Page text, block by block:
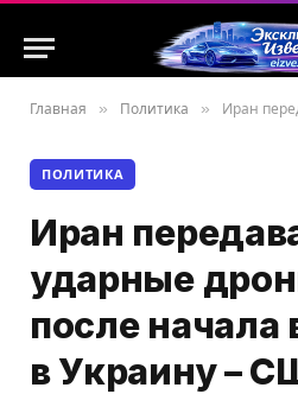
Главная » Политика » Иран передавал
ПОЛИТИКА
Иран
ударные
после начала
в Украину –